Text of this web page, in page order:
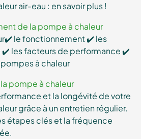
air-eau : en savoir plus !
de la pompe à chaleur
le fonctionnement ✔️ les
✔️ les facteurs de performance ✔️
à chaleur
pompe à chaleur
et la longévité de votre
grâce à un entretien régulier.
étapes clés et la fréquence